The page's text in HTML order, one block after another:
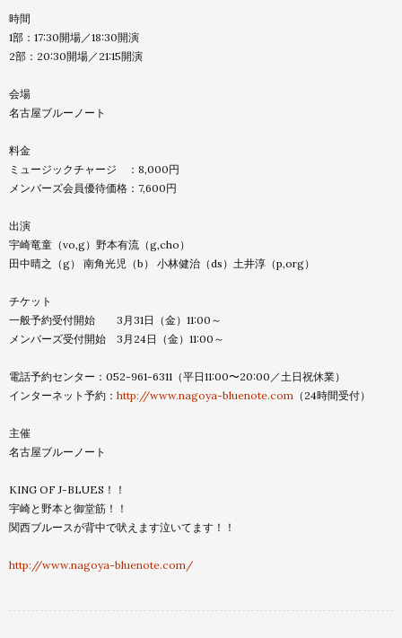
時間
1部：17:30開場／18:30開演
2部：20:30開場／21:15開演
会場
名古屋ブルーノート
料金
ミュージックチャージ ：8,000円
メンバーズ会員優待価格：7,600円
出演
宇崎竜童（vo,g）野本有流（g,cho）
田中晴之（g） 南角光児（b） 小林健治（ds）土井淳（p,org）
チケット
一般予約受付開始 3月31日（金）11:00～
メンバーズ受付開始 3月24日（金）11:00～
電話予約センター：052-961-6311（平日11:00〜20:00／土日祝休業）
インターネット予約： http://www.nagoya-bluenote.com （24時間受付）
主催
名古屋ブルーノート
KING OF J-BLUES！！
宇崎と野本と御堂筋！！
関西ブルースが背中で吠えます泣いてます！！
http://www.nagoya-bluenote.com/